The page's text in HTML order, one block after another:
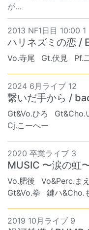
が...
2013 NF1日目 10:00 1
ハリネズミの恋 /
Vo.寺尾 Gt.伏見 Pf.
2024 6月ライブ 12
繋いだ手から /
Gt&Vo.ひろ Gt&Cho.
Cj.こーへー
2020 卒業ライブ 3
MUSIC 〜涙の虹
Vo.肥後 Vo&Perc.ま
Gt&Vo.拳
鍵ハ&Cho.
2019 10月ライブ 9